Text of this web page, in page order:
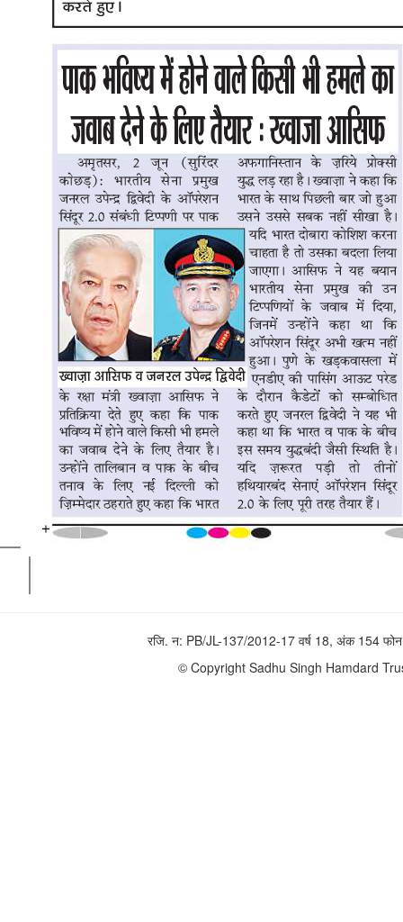
रजि. न: PB/JL-137/2012-17 वर्ष 18, अंक 154
© Copyright Sadhu Singh Hamdard